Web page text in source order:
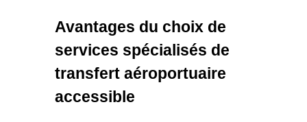
Avantages du choix de
services spécialisés de
transfert aéroportuaire
accessible